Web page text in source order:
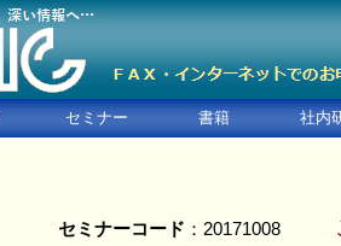
セミナー 書籍 社内
セミナーコード ：20171008